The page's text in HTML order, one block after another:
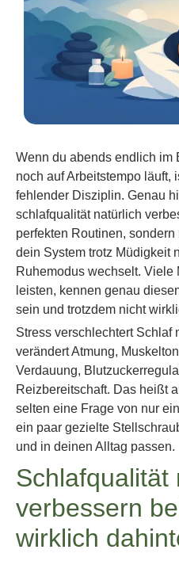
Wenn du abends endlich im
noch auf Arbeitstempo läuft,
fehlender Disziplin. Genau
schlafqualität natürlich
perfekten Routinen,
dein System trotz Müdigkeit
Ruhemodus wechselt. Viele
leisten, kennen genau
sein und trotzdem nicht
Stress verschlechtert Schlaf
verändert Atmung,
Verdauung,
Reizbereitschaft. Das heißt
selten eine Frage von nur
ein paar gezielte
und in deinen Alltag passen.
Schlafqualität
verbessern
wirklich